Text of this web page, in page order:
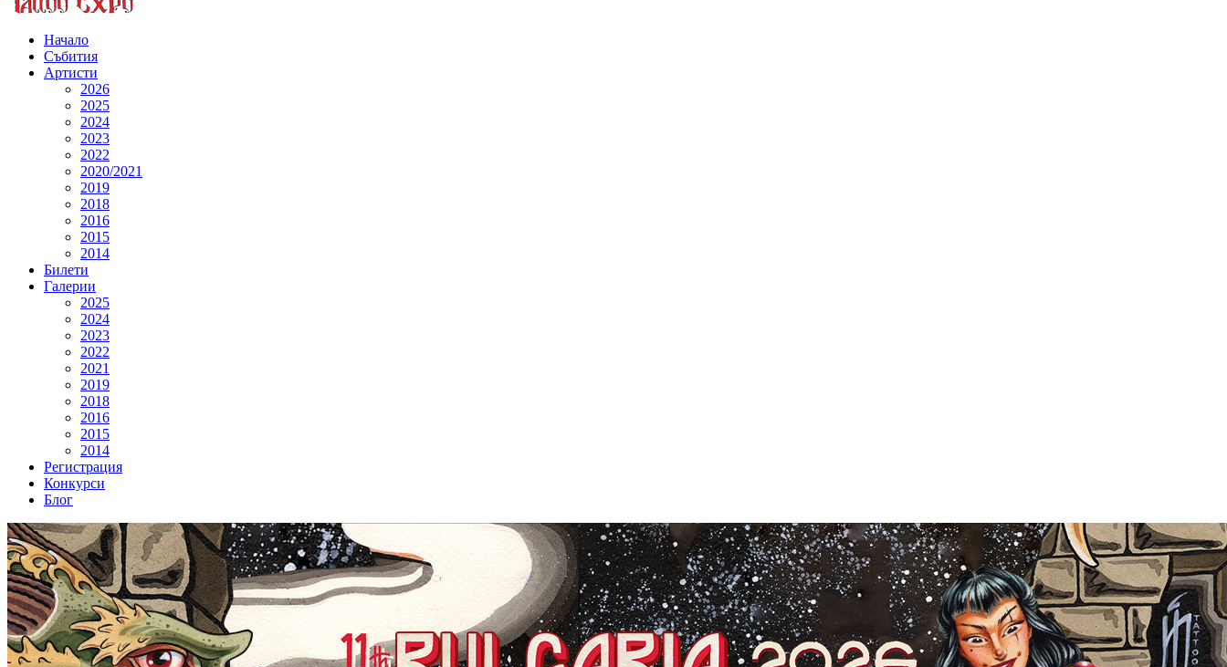
Начало
Събития
Артисти
2026
2025
2024
2023
2022
2020/2021
2019
2018
2016
2015
2014
Билети
Галерии
2025
2024
2023
2022
2021
2019
2018
2016
2015
2014
Регистрация
Конкурси
Блог